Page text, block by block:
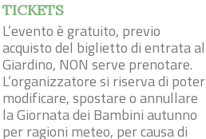
TICKETS
L’evento è gratuito, previo
acquisto del biglietto di entrata al
Giardino, NON serve prenotare.
L’organizzatore si riserva di poter
modificare, spostare o annullare
la Giornata dei Bambini autunno
per ragioni meteo, per causa di